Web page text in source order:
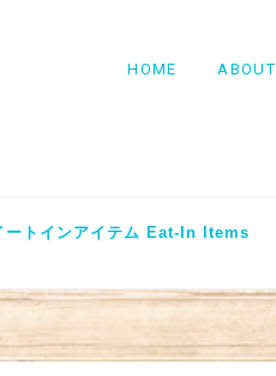
HOME ABOUT
ートインアイテム Eat-In Items